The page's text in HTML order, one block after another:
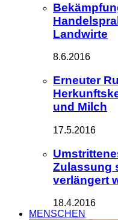
Landwirte
8.6.2016
Erneuter
und Milch
17.5.2016
Zulassung
verlängert
18.4.2016
MENSCHEN